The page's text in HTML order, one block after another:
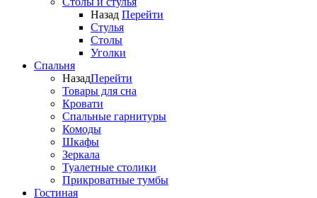
Назад Перейти
Стулья
Столы
Уголки
Спальня
НазадПерейти
Товары для сна
Кровати
Спальные гарнитуры
Комоды
Шкафы
Зеркала
Туалетные столики
Прикроватные тумбы
Гостиная